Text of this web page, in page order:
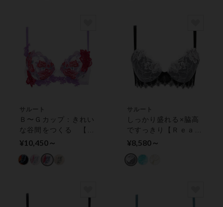
サルート
Ｂ〜Ｇカップ：きれい
な谷間をつくる 【プ
ッシュアップタイプ】
カップ）
¥10,450～
サルート
しっかり盛れる×脇高
ですっきり【Ｒｅａ
ｌ Ｕｐ Ｂｒａ】
カップ）
¥8,580～